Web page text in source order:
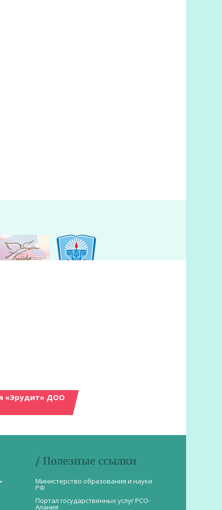
«Эрудит» ДОО
/ Полезные ссылки
Министерство образования и науки
РФ
Портал государственных услуг РСО-
Алания